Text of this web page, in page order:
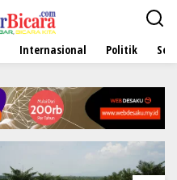
Internasional Politik